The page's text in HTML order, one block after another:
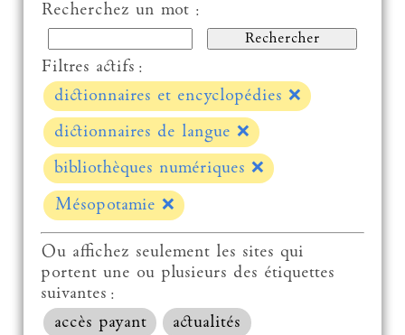
Recherchez un mot :
Filtres actifs :
dictionnaires et encyclopédies ❌
dictionnaires de langue ❌
bibliothèques numériques ❌
Mésopotamie ❌
Ou affichez seulement les sites qui
portent une ou plusieurs des étiquettes
suivantes :
accès payant
actualités